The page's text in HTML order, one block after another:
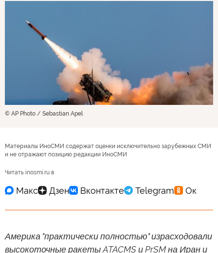
© AP Photo / Sebastian Apel
Материалы ИноСМИ содержат оценки исключительно зарубежных СМИ
и не отражают позицию редакции ИноСМИ
Читать inosmi.ru в
Америка "практически полностью" израсходовали
высокоточные ракеты ATACMS и PrSM на Иран и